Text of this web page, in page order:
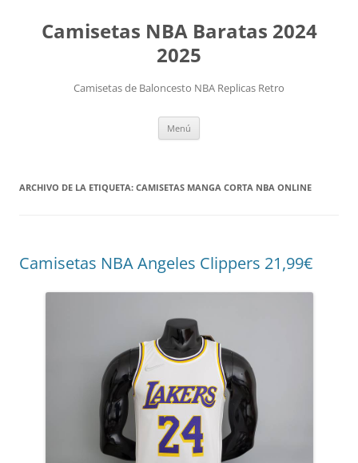
Camisetas NBA Baratas 2024
2025
Camisetas de Baloncesto NBA Replicas Retro
Menú
ARCHIVO DE LA ETIQUETA: CAMISETAS MANGA CORTA NBA ONLINE
Camisetas NBA Angeles Clippers 21,99€